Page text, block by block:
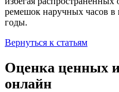
ремешок наручных часов в
годы.
Вернуться к статьям
Оценка ценных
онлайн